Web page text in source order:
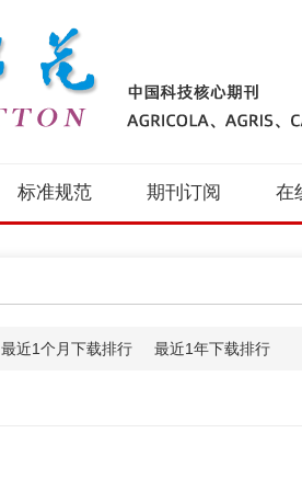
标准规范 期刊订阅 在
最近1个月下载排行 最近1年下载排行